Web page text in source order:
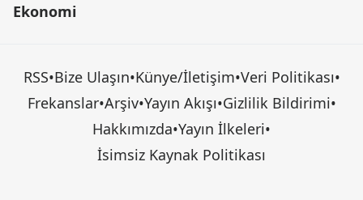
Ekonomi
RSS•Bize Ulaşın•Künye/İletişim•Veri Politikası•
Frekanslar•Arşiv•Yayın Akışı•Gizlilik Bildirimi•
Hakkımızda•Yayın İlkeleri•
İsimsiz Kaynak Politikası